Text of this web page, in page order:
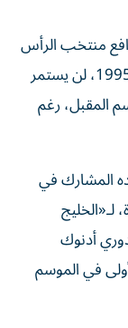
منتخب الرأس
الأخضر ونادي البطائح، المولود في 17 يناير 1995، لن يستمر
المقبل، رغم
المشارك في
المتحدة، لـ«الخليج
أدنوك
في الموسم